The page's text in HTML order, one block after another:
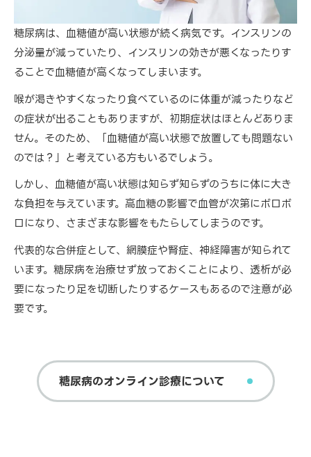
糖尿病は、血糖値が高い状態が続く病気です。インスリンの
分泌量が減っていたり、インスリンの効きが悪くなったりす
ることで血糖値が高くなってしまいます。
喉が渇きやすくなったり食べているのに体重が減ったりなど
の症状が出ることもありますが、初期症状はほとんどありま
せん。そのため、「血糖値が高い状態で放置しても問題ない
のでは？」と考えている方もいるでしょう。
しかし、血糖値が高い状態は知らず知らずのうちに体に大き
な負担を与えています。高血糖の影響で血管が次第にボロボ
ロになり、さまざまな影響をもたらしてしまうのです。
代表的な合併症として、網膜症や腎症、神経障害が知られて
います。糖尿病を治療せず放っておくことにより、透析が必
要になったり足を切断したりするケースもあるので注意が必
要です。
糖尿病のオンライン診療について